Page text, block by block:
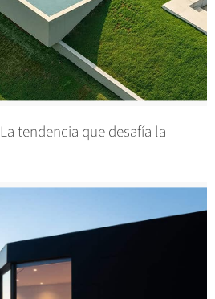
La tendencia que desafía la